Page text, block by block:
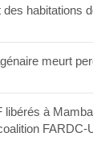
habitations
meurt
libérés à
FARDC-